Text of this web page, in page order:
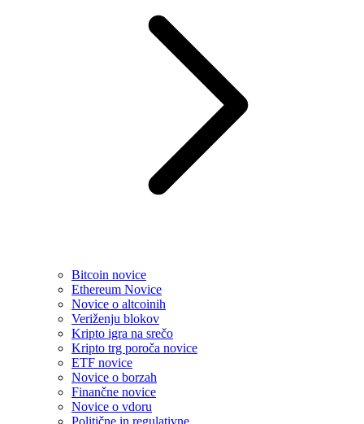
Bitcoin novice
Ethereum Novice
Novice o altcoinih
Veriženju blokov
Kripto igra na srečo
Kripto trg poroča novice
ETF novice
Novice o borzah
Finančne novice
Novice o vdoru